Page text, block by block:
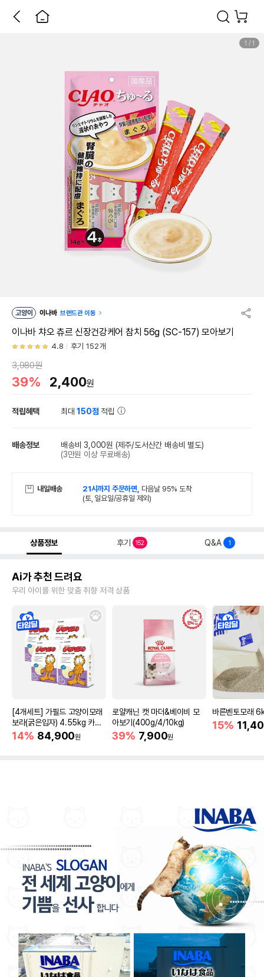
1 / 1
고양이 이나바 브랜드관 이동
이나바 챠오 츄르 신장건강케어 참치 56g (SC-157) 모아보기
4.8 후기 152개
3,980원
39% 2,400원
적립혜택 최대150점 적립
배송정보 배송비 3,000원 (제주/도서산간 배송비 별도)
(3만원 이상 무료배송)
내일배송 21시까지 주문하면, 다음날 95% 도착
(토, 일요일/공휴일 제외)
상품정보 후기 152 Q&A 1
Ai가 추천 드려요
우리 아이를 위한 맞춤 취향 저격 상품
[4개세트] 가필드 고양이모래
보라(굵은입자) 4.55kg 카사
바모래
14% 84,900원
로얄캐닌 캣 마더&베이비 모
아보기(400g/4/10kg)
39% 7,900원
바른벤토모래
15%